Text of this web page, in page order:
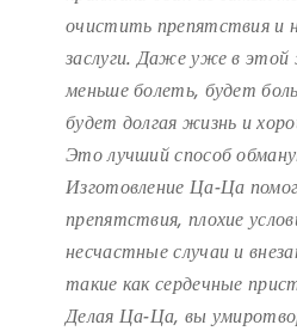
очистить препятствия и
заслуги. Даже уже в этой
меньше болеть, будет
будет долгая жизнь и
Это лучший способ
Изготовление Ца-Ца
препятствия, плохие
несчастные случаи и
такие как сердечные
Делая Ца-Ца, вы